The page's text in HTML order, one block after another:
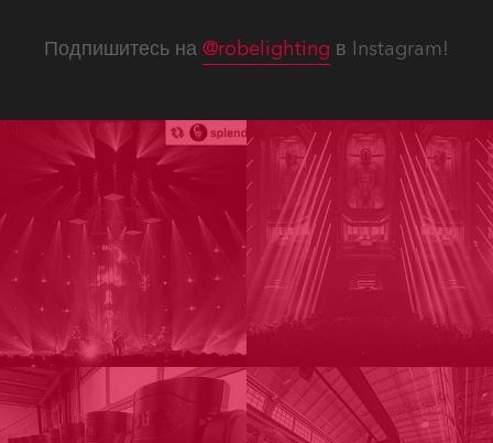
Подпишитесь на @robelighting в Instagram!